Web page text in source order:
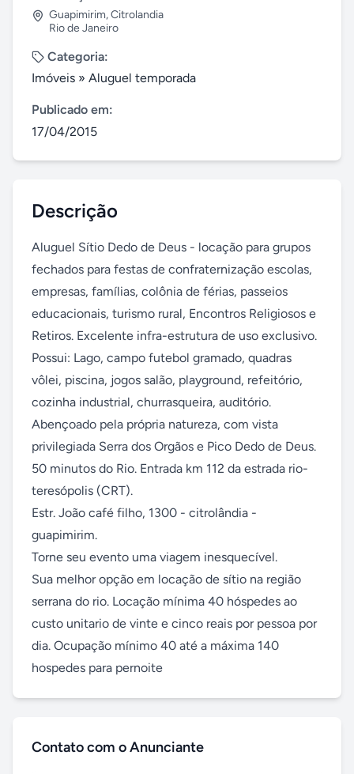
Guapimirim,Citrolandia
Rio de Janeiro
Categoria:
Imóveis » Aluguel temporada
Publicado em:
17/04/2015
Descrição
Aluguel Sítio Dedo de Deus - locação para grupos
fechados para festas de confraternização escolas,
empresas, famílias, colônia de férias, passeios
educacionais, turismo rural, Encontros Religiosos e
Retiros. Excelente infra-estrutura de uso exclusivo.
Possui: Lago, campo futebol gramado, quadras
vôlei, piscina, jogos salão, playground, refeitório,
cozinha industrial, churrasqueira, auditório.
Abençoado pela própria natureza, com vista
privilegiada Serra dos Orgãos e Pico Dedo de Deus.
50 minutos do Rio. Entrada km 112 da estrada rio-
teresópolis (CRT).
Estr. João café filho, 1300 - citrolândia -
guapimirim.
Torne seu evento uma viagem inesquecível.
Sua melhor opção em locação de sítio na região
serrana do rio. Locação mínima 40 hóspedes ao
custo unitario de vinte e cinco reais por pessoa por
dia. Ocupação mínimo 40 até a máxima 140
hospedes para pernoite
Contato com o Anunciante